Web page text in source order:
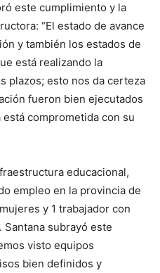
este cumplimiento y la
“El estado de avance
y también los estados de
está realizando la
plazos; esto nos da certeza
fueron bien ejecutados
comprometida con su
educacional,
empleo en la provincia de
y 1 trabajador con
subrayó este
visto equipos
bien definidos y